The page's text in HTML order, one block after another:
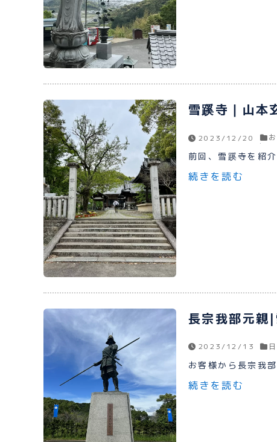
雪蹊寺｜山本
2023/12/20
前回、雪蹊寺を紹
続きを読む
長宗我部元親
2023/12/13
お客様から長宗我
続きを読む